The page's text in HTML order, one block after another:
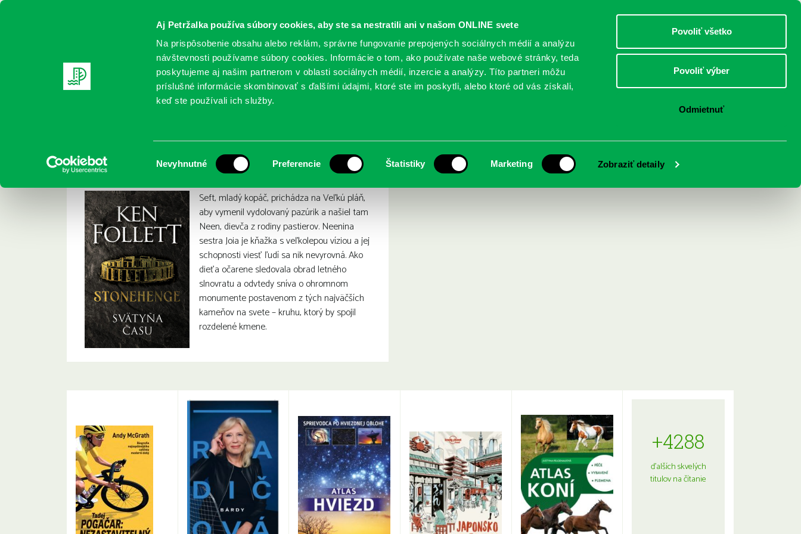
Aj Petržalka používa súbory cookies, aby ste sa nestratili ani v našom ONLINE svete
Na prispôsobenie obsahu alebo reklám, správne fungovanie prepojených sociálnych médií a analýzu
návštevnosti používame súbory cookies. Informácie o tom, ako používate naše webové stránky, teda
poskytujeme aj našim partnerom v oblasti sociálnych médií, inzercie a analýzy. Títo partneri môžu
príslušné informácie skombinovať s ďalšími údajmi, ktoré ste im poskytli, alebo ktoré od vás získali,
keď ste používali ich služby.
súhlasu
Nevyhnutné Preferencie Štatistiky Marketing Zobraziť detaily
Povoliť všetko
Povoliť výber
Odmietnuť
DOSPELÍ
REGISTRUJTE SA ONLINE KATALÓGY SLUŽBY PODUJATIA POBOČKY O KNIŽNICI
Follett, Ken: Stonehenge : svätyňa času
Seft, mladý kopáč, prichádza na Veľkú pláň,
aby vymenil vydolovaný pazúrik a našiel tam
Neen, dievča z rodiny pastierov. Neenina
sestra Joia je kňažka s veľkolepou víziou a jej
schopnosti viesť ľudí sa nik nevyrovná. Ako
dieťa očarene sledovala obrad letného
slnovratu a odvtedy sníva o ohromnom
monumente postavenom z tých najväčších
kameňov na svete – kruhu, ktorý by spojil
rozdelené kmene.
+4288
ďalších skvelých
titulov na čítanie